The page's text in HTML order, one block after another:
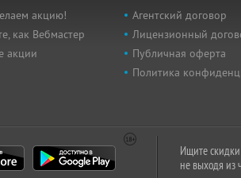
акцию!
как Вебмастер
акции
Агентский договор
Лицензионный
Публичная оферта
Политика
Ищите скидки
не выходя из